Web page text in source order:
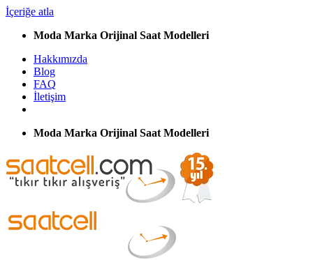
İçeriğe atla
Moda Marka Orijinal Saat Modelleri
Hakkımızda
Blog
FAQ
İletişim
Moda Marka Orijinal Saat Modelleri